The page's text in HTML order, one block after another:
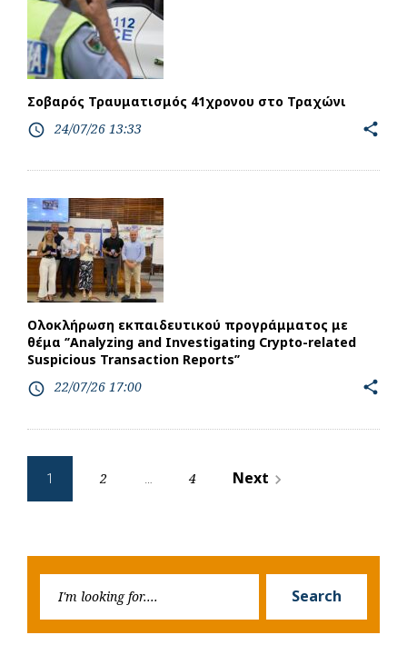
Σοβαρός Τραυματισμός 41χρονου στο Τραχώνι
access_time 24/07/26 13:33 share
Ολοκλήρωση εκπαιδευτικού προγράμματος με
θέμα ‘’Analyzing and Investigating Crypto-related
Suspicious Transaction Reports’’
access_time 22/07/26 17:00 share
Posts
pagination
1 2 4 Next navigate_next
Search